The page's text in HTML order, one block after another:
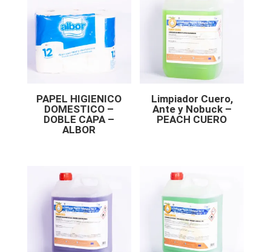
PAPEL HIGIENICO
DOMESTICO –
DOBLE CAPA –
ALBOR
Limpiador Cuero,
Ante y Nobuck –
PEACH CUERO